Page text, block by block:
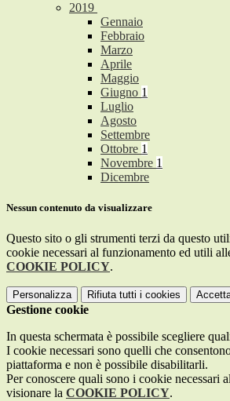
2019
Gennaio
Febbraio
Marzo
Aprile
Maggio
Giugno 1
Luglio
Agosto
Settembre
Ottobre 1
Novembre 1
Dicembre
Nessun contenuto da visualizzare
Questo sito o gli strumenti terzi da questo
cookie necessari al funzionamento ed utili
COOKIE POLICY.
Personalizza Rifiuta tutti i cookies
Gestione cookie
In questa schermata è possibile scegliere
I cookie necessari sono quelli che
piattaforma e non è possibile disabilitarli.
Per conoscere quali sono i cookie necessari
visionare la COOKIE POLICY.